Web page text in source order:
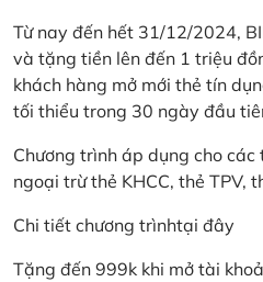
Từ nay đến hết 31/12/2024,
và tặng tiền lên đến 1 triệu
khách hàng mở mới thẻ tín
tối thiểu trong 30 ngày đầu
Chương trình áp dụng cho
ngoại trừ thẻ KHCC, thẻ TPV,
Chi tiết chương trìnhtại đây
Tặng đến 999k khi mở tài